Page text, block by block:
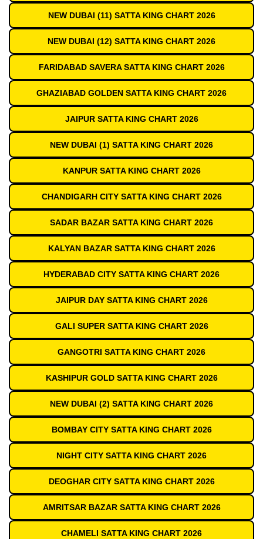
NEW DUBAI (11) SATTA KING CHART 2026
NEW DUBAI (12) SATTA KING CHART 2026
FARIDABAD SAVERA SATTA KING CHART 2026
GHAZIABAD GOLDEN SATTA KING CHART 2026
JAIPUR SATTA KING CHART 2026
NEW DUBAI (1) SATTA KING CHART 2026
KANPUR SATTA KING CHART 2026
CHANDIGARH CITY SATTA KING CHART 2026
SADAR BAZAR SATTA KING CHART 2026
KALYAN BAZAR SATTA KING CHART 2026
HYDERABAD CITY SATTA KING CHART 2026
JAIPUR DAY SATTA KING CHART 2026
GALI SUPER SATTA KING CHART 2026
GANGOTRI SATTA KING CHART 2026
KASHIPUR GOLD SATTA KING CHART 2026
NEW DUBAI (2) SATTA KING CHART 2026
BOMBAY CITY SATTA KING CHART 2026
NIGHT CITY SATTA KING CHART 2026
DEOGHAR CITY SATTA KING CHART 2026
AMRITSAR BAZAR SATTA KING CHART 2026
CHAMELI SATTA KING CHART 2026